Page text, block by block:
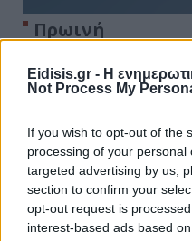
Eidisis.gr - Η
Not Process My
If you wish to opt-out of the
processing of your
targeted advertising by us,
section to confirm your
opt-out request is
interest-based ads based
Πρωινή